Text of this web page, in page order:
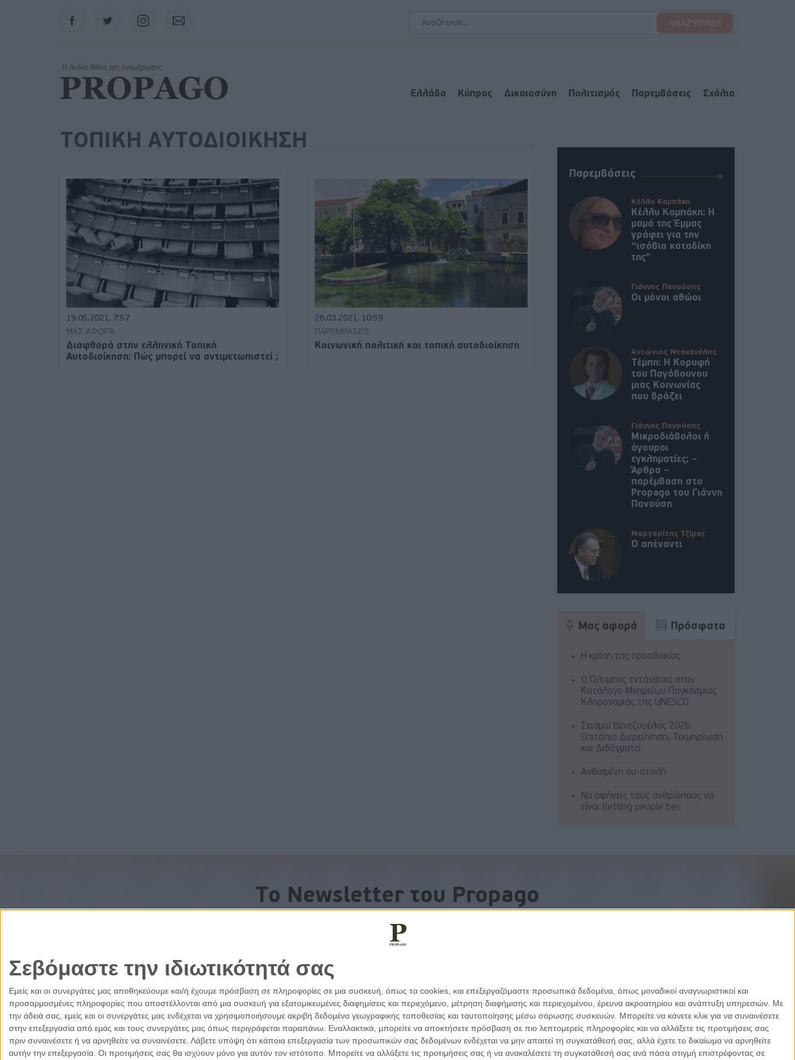
Σεβόμαστε την ιδιωτικότητά σας
Εμείς και οι συνεργάτες μας αποθηκεύουμε και/ή έχουμε πρόσβαση σε πληροφορίες σε μια συσκευή, όπως τα cookies, και επεξεργαζόμαστε προσωπικά δεδομένα, όπως μοναδικοί αναγνωριστικοί και
προσαρμοσμένες πληροφορίες που αποστέλλονται από μια συσκευή για εξατομικευμένες διαφημίσεις και περιεχόμενο, μέτρηση διαφήμισης και περιεχομένου, έρευνα ακροατηρίου και ανάπτυξη υπηρεσιών. Με
την άδειά σας, εμείς και οι συνεργάτες μας ενδέχεται να χρησιμοποιήσουμε ακριβή δεδομένα γεωγραφικής τοποθεσίας και ταυτοποίησης μέσω σάρωσης συσκευών. Μπορείτε να κάνετε κλικ για να συναινέσετε
στην επεξεργασία από εμάς και τους συνεργάτες μας όπως περιγράφεται παραπάνω. Εναλλακτικά, μπορείτε να αποκτήσετε πρόσβαση σε πιο λεπτομερείς πληροφορίες και να αλλάξετε τις προτιμήσεις σας
πριν συναινέσετε ή να αρνηθείτε να συναινέσετε. Λάβετε υπόψη ότι κάποια επεξεργασία των προσωπικών σας δεδομένων ενδέχεται να μην απαιτεί τη συγκατάθεσή σας, αλλά έχετε το δικαίωμα να αρνηθείτε
αυτήν την επεξεργασία. Οι προτιμήσεις σας θα ισχύουν μόνο για αυτόν τον ιστότοπο. Μπορείτε να αλλάξετε τις προτιμήσεις σας ή να ανακαλέσετε τη συγκατάθεσή σας ανά πάσα στιγμή επιστρέφοντας σε
FacebookTwitter InstagramContact
Ελλάδα Κύπρος Δικαιοσύνη Πολιτισμός Παρεμβάσεις Σχόλια
ΤΟΠΙΚΗ ΑΥΤΟΔΙΟΙΚΗΣΗ
19.05.2021, 7:57
ΜΑΣ ΑΦΟΡΆ
Διαφθορά στην ελληνική Τοπική
Αυτοδιοίκηση: Πώς μπορεί να αντιμετωπιστεί ;
28.03.2021, 10:59
ΠΑΡΕΜΒΆΣΕΙΣ
Κοινωνική πολιτική και τοπική αυτοδιοίκηση
Παρεμβάσεις
Κέλλυ Καμπάκη
Κέλλυ Καμπάκη: Η
μαμά της Έμμας
γράφει για την
“ισόβια καταδίκη
της”
Γιάννης Πανούσης
Οι μόνοι αθώοι
Αντώνιος Ντακανάλης
Τέμπη: Η Κορυφή
του Παγόβουνου
μιας Κοινωνίας
που βράζει
Γιάννης Πανούσης
Μικροδιάβολοι ή
άγουροι
εγκληματίες; –
Άρθρο –
παρέμβαση στο
Propago του Γιάννη
Πανούση
Μαργαρίτης Τζίμας
Ο απέναντι
Μας αφορά Πρόσφατα
Η κρίση της προσδοκίας
Ο Όλυμπος εντάχθηκε στον
Κατάλογο Μνημείων Παγκόσμιας
Κληρονομιάς της UNESCO
Σεισμοί Βενεζουέλας 2026:
Επιτόπια Διερεύνηση, Τεκμηρίωση
και Διδάγματα
Ανθισμένη συ-στολή
Να αφήνεις τους ανθρώπους να
είναι (letting people be)
To Newsletter του Propago
Λάβετε την ανάλυση της ημέρας στο email σας
Ελλάδα Κύπρος Δικαιοσύνη Πολιτισμός Παρεμβάσεις Designed by Porcupine Colors-Developed by Joinweb